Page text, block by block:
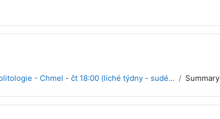
- Chmel - čt 18:00 (liché týdny - sudé... Summary